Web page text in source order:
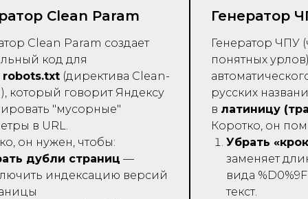
Clean Param
Clean Param создает
код для
robots.txt (директива Clean-
который говорит Яндексу
"мусорные"
в URL.
он нужен, чтобы:
дубли страниц —
индексацию версий
Генератор
Генератор ЧПУ
понятных
русских
в латиницу
Коротко, он
Убрать
заменяет
вида
текст.